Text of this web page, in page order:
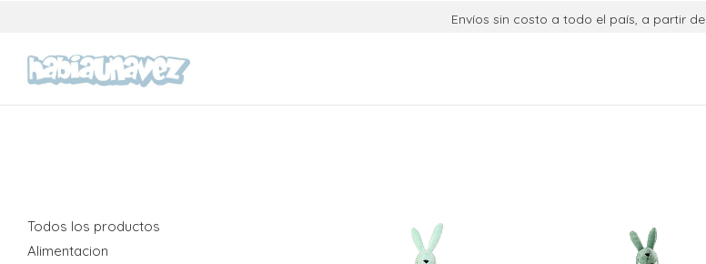
Envíos sin costo a todo el país, a partir de
Todos los productos
Alimentacion